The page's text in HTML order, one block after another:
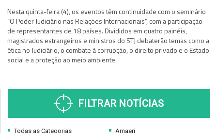
Nesta quinta-feira (4), os eventos têm continuidade com o seminário
“O Poder Judiciário nas Relações Internacionais”, com a participação
de representantes de 18 países. Divididos em quatro painéis,
magistrados estrangeiros e ministros do STJ debaterão temas como a
ética no Judiciário, o combate à corrupção, o direito privado e o Estado
social e a proteção ao meio ambiente.
FILTRAR NOTÍCIAS
Todas as Categorias
Amaerj